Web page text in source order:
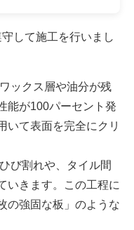
して施工を行いまし
ックス層や油分が残
能が100パーセント発
いて表面を完全にクリ
び割れや、タイル間
いきます。この工程に
の強固な板」のような